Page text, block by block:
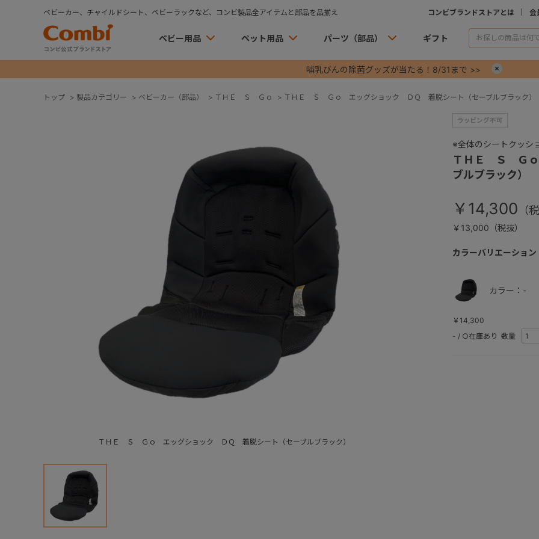
ベビーカー、チャイルドシート、ベビーラックなど、コンビ製品全アイテムと部品を品揃え コンビブランドストアとは 会
ベビー用品 ペット用品 パーツ（部品） ギフト
哺乳びんの除菌グッズが当たる！8/31まで >>
トップ > 製品カテゴリー > ベビーカー（部品） > ＴＨＥ Ｓ Ｇｏ > ＴＨＥ Ｓ Ｇｏ エッグショック ＤＱ 着脱シート（セーブルブラック）
ＴＨＥ Ｓ Ｇｏ エッグショック ＤＱ 着脱シート（セーブルブラック）
※全体のシートクッシ
ＴＨＥ Ｓ Ｇｏ
ブルブラック）
￥14,300
￥13,000（税抜）
カラーバリエーション
カラー：-
￥14,300
- / ○在庫あり 数量